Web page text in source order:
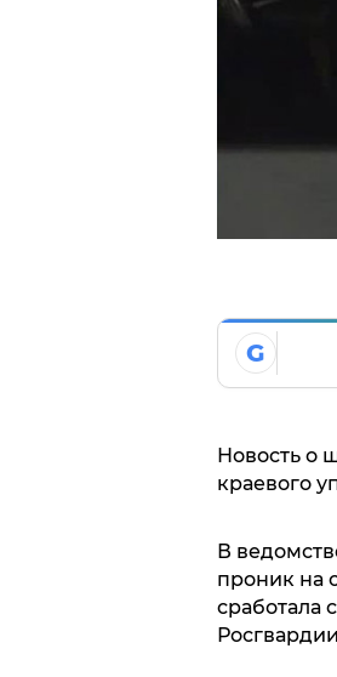
G
Новость о
краевого
В
проник на
сработала